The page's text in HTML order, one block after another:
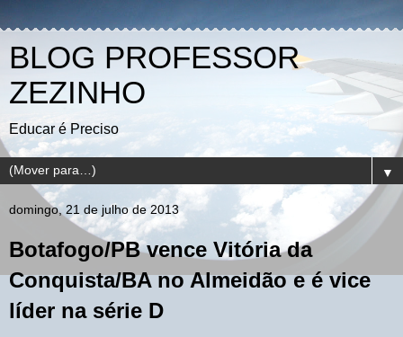
BLOG PROFESSOR
ZEZINHO
Educar é Preciso
▼
domingo, 21 de julho de 2013
Botafogo/PB vence Vitória da
Conquista/BA no Almeidão e é vice
líder na série D